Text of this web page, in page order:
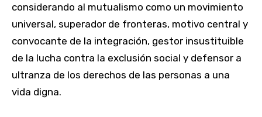
considerando al mutualismo como un movimiento
universal, superador de fronteras, motivo central y
convocante de la integración, gestor insustituible
de la lucha contra la exclusión social y defensor a
ultranza de los derechos de las personas a una
vida digna.